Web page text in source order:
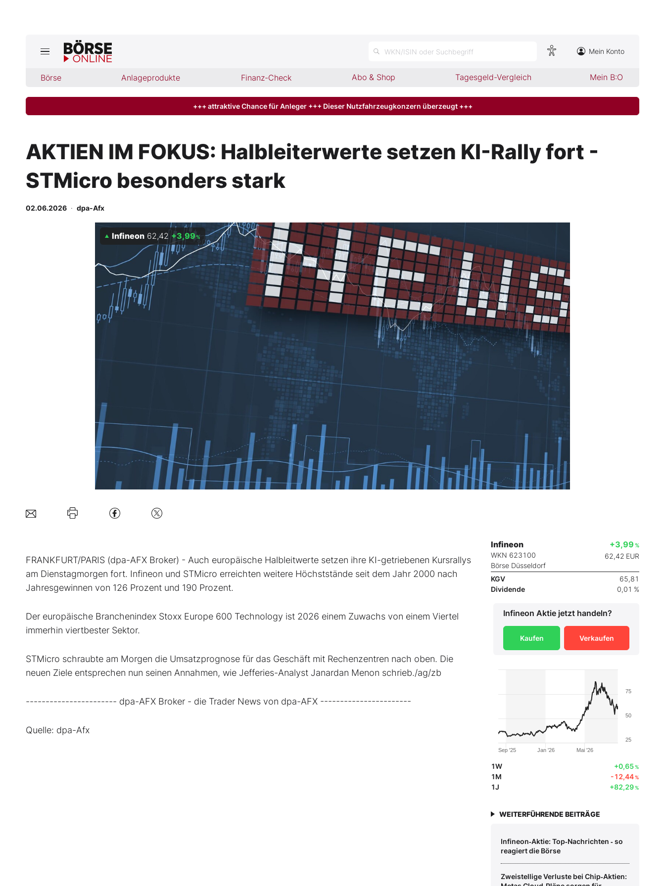
WKN/ISIN oder Suchbegriff Mein Konto
Börse Anlageprodukte Finanz-Check Abo & Shop Tagesgeld-Vergleich Mein B:O
Börse
Abo & Shop
BO-Musterdepots
Experten
Mein B:O
Mein Konto
Folgen Sie uns
+++ attraktive Chance für Anleger +++ Dieser Nutzfahrzeugkonzern überzeugt +++
AKTIEN IM FOKUS: Halbleiterwerte setzen KI-Rally fort -
STMicro besonders stark
02.06.2026 · dpa-Afx
Infineon 62,42 +3,99%
FRANKFURT/PARIS (dpa-AFX Broker) - Auch europäische Halbleitwerte setzen ihre KI-getriebenen Kursrallys
am Dienstagmorgen fort. Infineon und STMicro erreichten weitere Höchststände seit dem Jahr 2000 nach
Jahresgewinnen von 126 Prozent und 190 Prozent.
Der europäische Branchenindex Stoxx Europe 600 Technology ist 2026 einem Zuwachs von einem Viertel
immerhin viertbester Sektor.
STMicro schraubte am Morgen die Umsatzprognose für das Geschäft mit Rechenzentren nach oben. Die
neuen Ziele entsprechen nun seinen Annahmen, wie Jefferies-Analyst Janardan Menon schrieb./ag/zb
----------------------- dpa-AFX Broker - die Trader News von dpa-AFX -----------------------
Quelle: dpa-Afx
Infineon
WKN 623100
Börse Düsseldorf
+3,99 %
62,42 EUR
KGV
65,81
Dividende
0,01 %
Infineon Aktie jetzt handeln?
Kaufen Verkaufen
Jan '26
Sep '25 Mai '26
25
50
75
1W +0,65%
1M -12,44%
1J +82,29%
WEITERFÜHRENDE BEITRÄGE
Infineon‑Aktie: Top‑Nachrichten ‑ so
reagiert die Börse
Zweistellige Verluste bei Chip‑Aktien: